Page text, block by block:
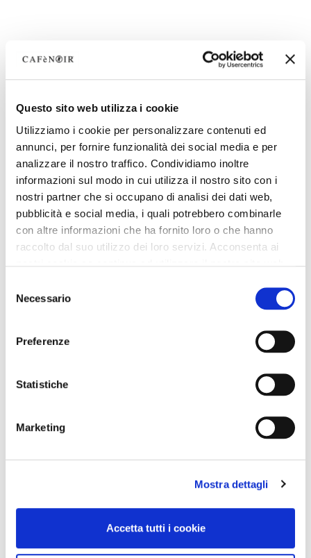
Questo sito web utilizza i cookie
Utilizziamo i cookie per personalizzare contenuti ed
annunci, per fornire funzionalità dei social media e per
analizzare il nostro traffico. Condividiamo inoltre
informazioni sul modo in cui utilizza il nostro sito con i
nostri partner che si occupano di analisi dei dati web,
pubblicità e social media, i quali potrebbero combinarle
con altre informazioni che ha fornito loro o che hanno
raccolto dal suo utilizzo dei loro servizi. Acconsenta ai
delNecessario
Preferenze
Statistiche
Marketing
Mostra dettagli
Accetta tutti i cookie